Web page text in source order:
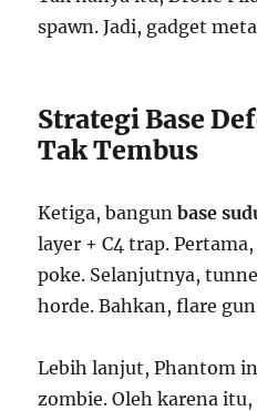
spawn. Jadi, gadget
Strategi Base
Tak Tembus
Ketiga, bangunbase
layer + C4 trap.
poke. Selanjutnya,
horde. Bahkan, flare
Lebih lanjut, Phantom
zombie. Oleh karena